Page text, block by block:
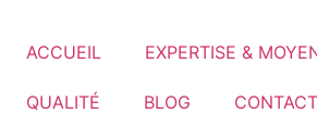
ACCUEIL EXPERTISE &
QUALITÉ BLOG CONTACT